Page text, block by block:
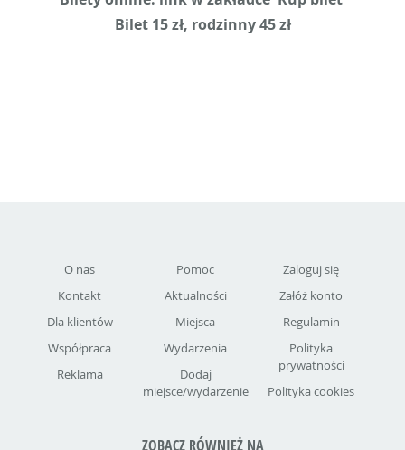
Bilet 15 zł, rodzinny 45 zł
O nas
Kontakt
Dla klientów
Współpraca
Reklama
Pomoc
Aktualności
Miejsca
Wydarzenia
Dodaj
miejsce/wydarzenie
Zaloguj się
Załóż konto
Regulamin
Polityka
prywatności
Polityka cookies
ZOBACZ RÓWNIEŻ NA